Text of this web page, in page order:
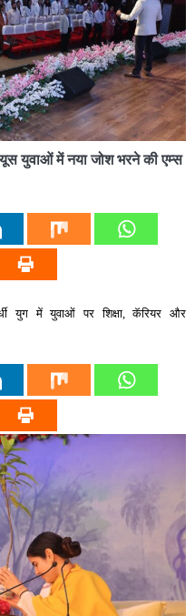
युवाओं में नया जोश भरने की एम्स
युग में युवाओं पर शिक्षा, कॅरियर और